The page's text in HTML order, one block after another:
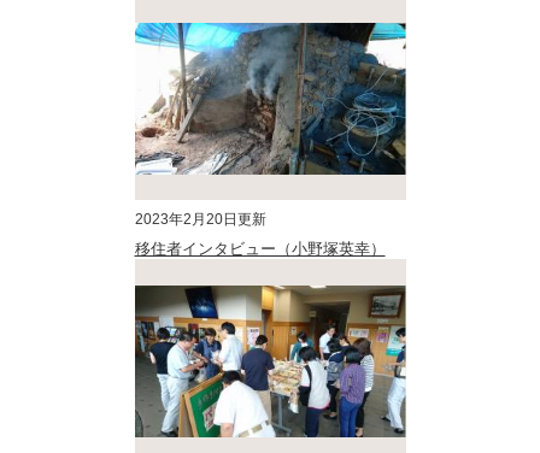
2023年2月20日更新
移住者インタビュー（小野塚英幸）